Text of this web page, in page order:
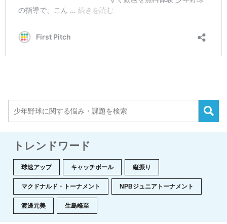
トレンドワード
球速アップ キャッチボール 縦振り
マクドナルド・トーナメント NPBジュニアトーナメント
渡邊元美 生島峰至